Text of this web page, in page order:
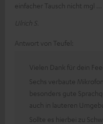
einfacher Tausch nicht mgl
Ulrich S.
Antwort von Teufel:
Vielen Dank für dein
Sechs verbaute
besonders gute
auch in lauteren
Sollte es hierbei zu